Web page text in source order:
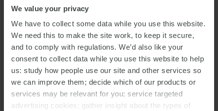
We value your privacy
We have to collect some data while you use this website.
We need this to make the site work, to keep it secure,
and to comply with regulations. We’d also like your
consent to collect data while you use this website to help
us: study how people use our site and other services so
we can improve them; decide which of our products or
services may be relevant for you; service targeted
advertising cookies; gather insight about the types of
Direttiva introduce un importante mutamento di prospettiva
In particolare, gli amministratori saranno obbligati a operare
valutazioni di lungo termine rispetto alle strategie adottate,
tenendo conto di stakeholders diversi dagli azionisti. Da parte di
alcuni interpreti è stato rilevato come le norme proposte non
possano in realtà alterare il regime giuridico della responsabilità
degli amministratori, che continueranno a rispondere solo ove le